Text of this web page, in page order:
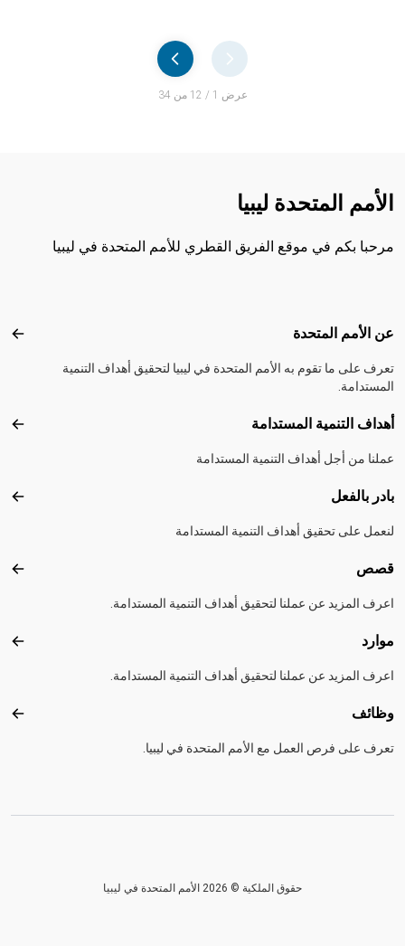
عرض 1 / 12 من 34
الأمم المتحدة ليبيا
مرحبا بكم في موقع الفريق القطري للأمم المتحدة في ليبيا
Footer menu
عن الأمم المتحدة عن
تعرف على ما تقوم به الأمم المتحدة في ليبيا لتحقيق أهداف التنمية
المستدامة.
أهداف التنمية المستدامة
عملنا من أجل أهداف التنمية المستدامة
بادر بالفعل
لنعمل على تحقيق أهداف التنمية المستدامة
قصص
اعرف المزيد عن عملنا لتحقيق أهداف التنمية المستدامة.
موارد
اعرف المزيد عن عملنا لتحقيق أهداف التنمية المستدامة.
وظائف
تعرف على فرص العمل مع الأمم المتحدة في ليبيا.
حقوق الملكية © 2026 الأمم المتحدة في ليبيا